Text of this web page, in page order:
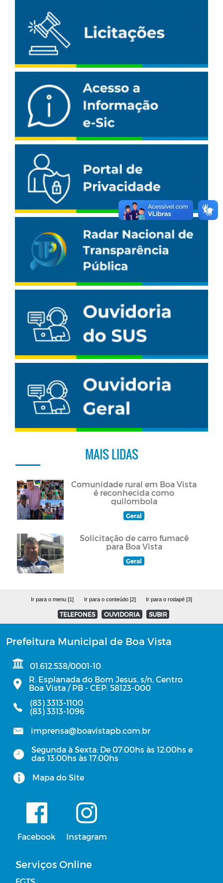
MAIS LIDAS
Comunidade rural em Boa Vista
é reconhecida como
quilombola
Geral
Solicitação de carro fumacê
para Boa Vista
Geral
Ir para o menu [1] Ir para o conteúdo [2] Ir para o rodapé [3]
TELEFONES OUVIDORIA SUBIR
Prefeitura Municipal de Boa Vista
01.612.538/0001-10
R. Esplanada do Bom Jesus, s/n, Centro
Boa Vista / PB - CEP: 58123-000
(83) 3313-1100
(83) 3313-1096
imprensa@boavistapb.com.br
Segunda à Sexta: De 07:00hs às 12:00hs e
das 13:00hs às 17:00hs
Mapa do Site
Facebook Instagram
Serviços Online
FGTS